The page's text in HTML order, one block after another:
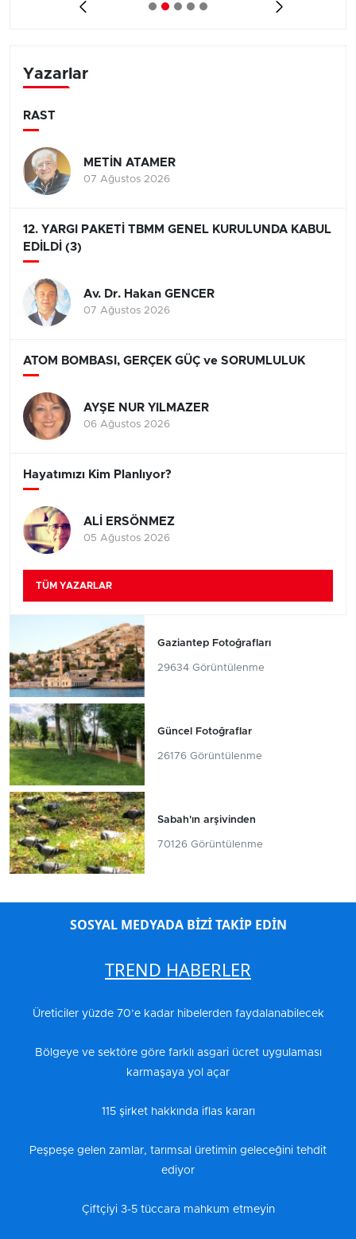
Yazarlar
RAST
METİN ATAMER
07 Ağustos 2026
12. YARGI PAKETİ TBMM GENEL KURULUNDA KABUL
EDİLDİ (3)
Av. Dr. Hakan GENCER
07 Ağustos 2026
ATOM BOMBASI, GERÇEK GÜÇ ve SORUMLULUK
AYŞE NUR YILMAZER
06 Ağustos 2026
Hayatımızı Kim Planlıyor?
ALİ ERSÖNMEZ
05 Ağustos 2026
TÜM YAZARLAR
Gaziantep Fotoğrafları
29634 Görüntülenme
Güncel Fotoğraflar
26176 Görüntülenme
Sabah'ın arşivinden
70126 Görüntülenme
SOSYAL MEDYADA BİZİ TAKİP EDİN
TREND HABERLER
Üreticiler yüzde 70’e kadar hibelerden faydalanabilecek
Bölgeye ve sektöre göre farklı asgari ücret uygulaması
karmaşaya yol açar
115 şirket hakkında iflas kararı
Peşpeşe gelen zamlar, tarımsal üretimin geleceğini tehdit
ediyor
Çiftçiyi 3-5 tüccara mahkum etmeyin